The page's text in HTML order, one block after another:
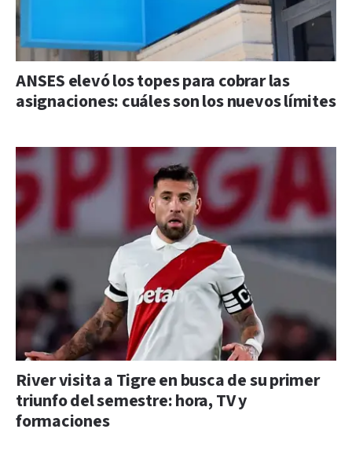
ANSES elevó los topes para cobrar las
asignaciones: cuáles son los nuevos límites
River visita a Tigre en busca de su primer
triunfo del semestre: hora, TV y
formaciones